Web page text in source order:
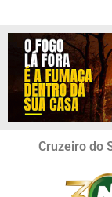
Cruzeiro do